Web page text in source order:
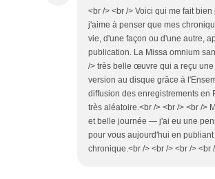
<br /> <br /> Voici qui me fait
j'aime à penser que mes
vie, d'une façon ou d'une autre,
publication. La Missa omnium
/> très belle œuvre qui a reçu
version au disque grâce à
diffusion des enregistrements en
très aléatoire.<br /> <br /> <br />
et belle journée — j'ai eu une
pour vous aujourd'hui en
chronique.<br /> <br /> <br /> <br